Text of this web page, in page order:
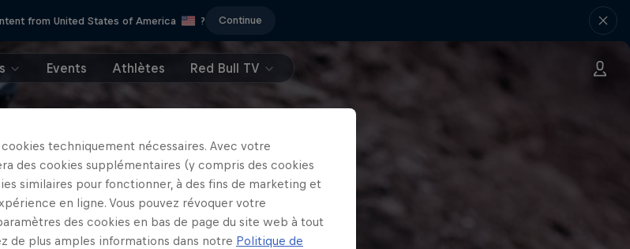
from United States of America ? Continue
Events Athlètes Red Bull TV
techniquement nécessaires. Avec votre
des cookies supplémentaires (y compris des cookies
similaires pour fonctionner, à des fins de marketing et
en ligne. Vous pouvez révoquer votre
des cookies en bas de page du site web à tout
de plus amples informations dans notre Politique de